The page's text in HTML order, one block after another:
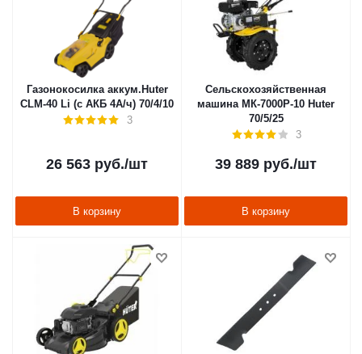
Газонокосилка аккум.Huter
CLM-40 Li (c АКБ 4А/ч) 70/4/10
3
26 563 руб./шт
В корзину
Сельскохозяйственная
машина МК-7000Р-10 Huter
70/5/25
3
39 889 руб./шт
В корзину